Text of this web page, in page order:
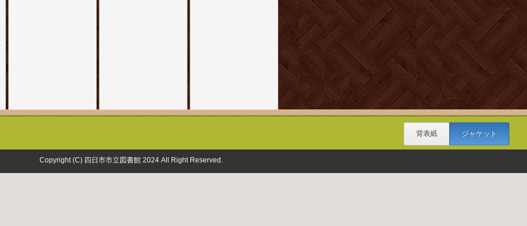
背表紙 ジャケット
Copyright (C) 四日市市立図書館 2024 All Right Reserved.